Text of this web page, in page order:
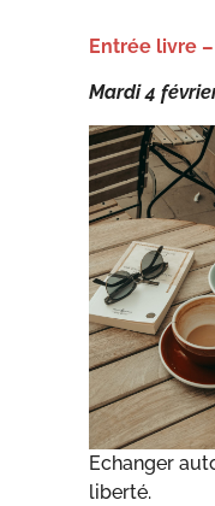
Entrée livre
Mardi 4
Echanger
liberté.